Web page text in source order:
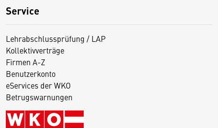
Service
Lehrabschlussprüfung / LAP
Kollektivverträge
Firmen A-Z
Benutzerkonto
eServices der WKO
Betrugswarnungen